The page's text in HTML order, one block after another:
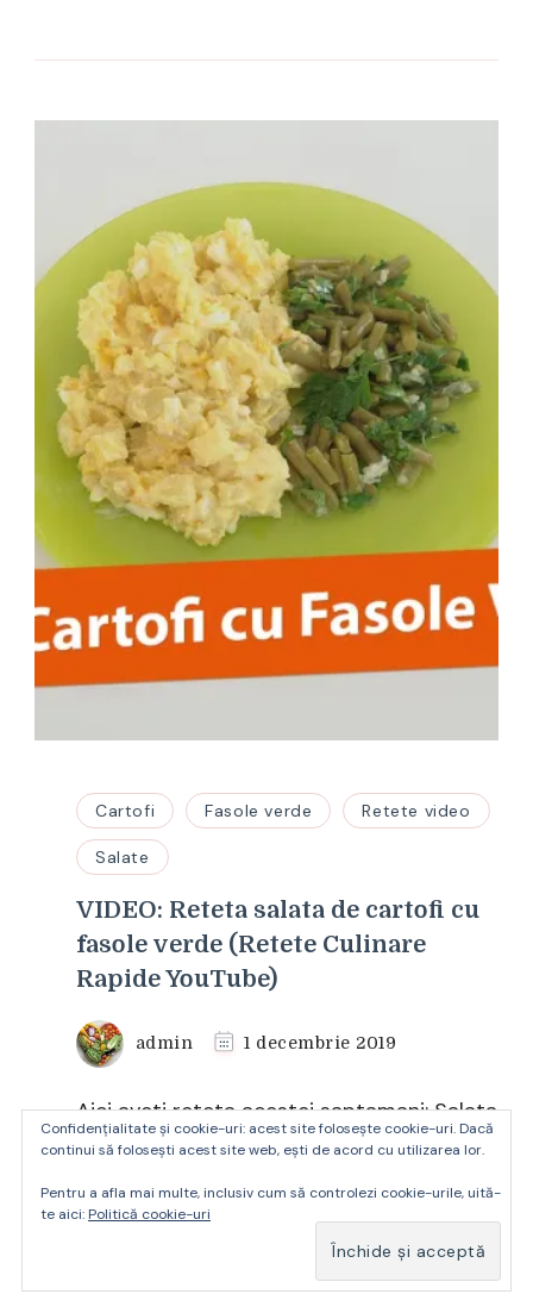
Cartofi Fasole verde Retete video
Salate
VIDEO: Reteta salata de cartofi cu
fasole verde (Retete Culinare
Rapide YouTube)
admin 1 decembrie 2019
Aici aveti reteta acestei saptamani: Salata
de cartofi cu ceapa, oua si garnitura de
fasole verde cu usturoi macerata in apa
cu ulei si patrunjel. O reteta ce se poate
Confidențialitate și cookie-uri: acest site folosește cookie-uri. Dacă
continui să folosești acest site web, ești de acord cu utilizarea lor.
Pentru a afla mai multe, inclusiv cum să controlezi cookie-urile, uită-
te aici: Politică cookie-uri